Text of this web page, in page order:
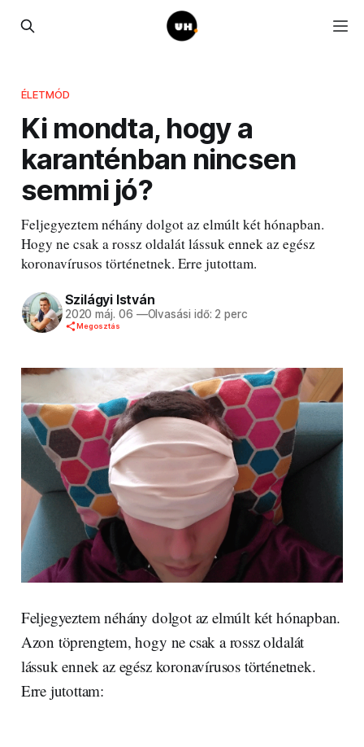
ÉLETMÓD
Ki mondta, hogy a
karanténban nincsen
semmi jó?
Feljegyeztem néhány dolgot az elmúlt két hónapban.
Hogy ne csak a rossz oldalát lássuk ennek az egész
koronavírusos történetnek. Erre jutottam.
Szilágyi István
2020 máj. 06 —Olvasási idő: 2 perc
Megosztás
Feljegyeztem néhány dolgot az elmúlt két hónapban.
Azon töprengtem, hogy ne csak a rossz oldalát
lássuk ennek az egész koronavírusos történetnek.
Erre jutottam: